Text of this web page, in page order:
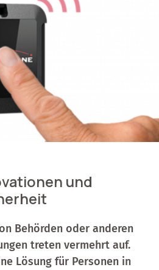
und
Behörden oder anderen
treten vermehrt auf.
Lösung für Personen in